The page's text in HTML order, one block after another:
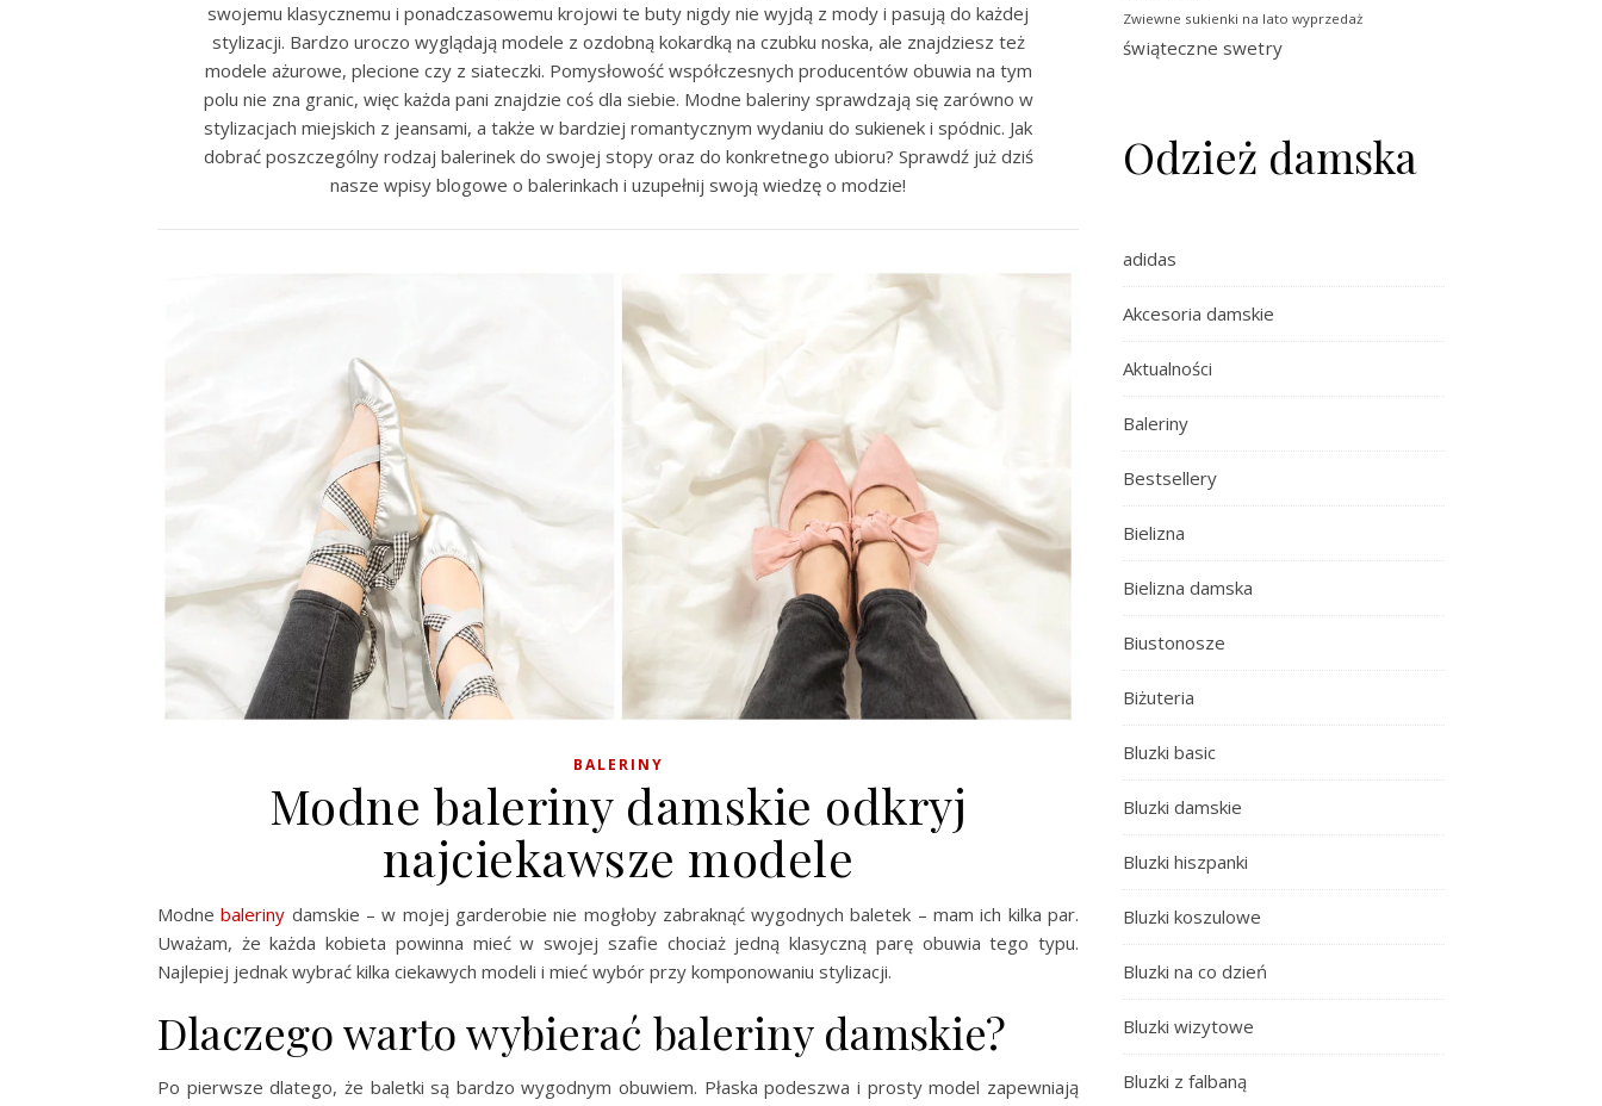
swojemu klasycznemu i ponadczasowemu krojowi te buty nigdy nie wyjdą z mody i pasują do każdej
stylizacji. Bardzo uroczo wyglądają modele z ozdobną kokardką na czubku noska, ale znajdziesz też
modele ażurowe, plecione czy z siateczki. Pomysłowość współczesnych producentów obuwia na tym
polu nie zna granic, więc każda pani znajdzie coś dla siebie. Modne baleriny sprawdzają się zarówno w
stylizacjach miejskich z jeansami, a także w bardziej romantycznym wydaniu do sukienek i spódnic. Jak
dobrać poszczególny rodzaj balerinek do swojej stopy oraz do konkretnego ubioru? Sprawdź już dziś
nasze wpisy blogowe o balerinkach i uzupełnij swoją wiedzę o modzie!
BALERINY
Modne baleriny damskie odkryj
najciekawsze modele
Modnebaleriny damskie – w mojej garderobie nie mogłoby zabraknąć wygodnych baletek – mam ich kilka par.
Uważam, że każda kobieta powinna mieć w swojej szafie chociaż jedną klasyczną parę obuwia tego typu.
Najlepiej jednak wybrać kilka ciekawych modeli i mieć wybór przy komponowaniu stylizacji.
Dlaczego warto wybierać baleriny damskie?
Po pierwsze dlatego, że baletki są bardzo wygodnym obuwiem. Płaska podeszwa i prosty model zapewniają
Zwiewne sukienki na lato wyprzedaż
świąteczne swetry
Odzież damska
adidas
Akcesoria damskie
Aktualności
Baleriny
Bestsellery
Bielizna
Bielizna damska
Biustonosze
Biżuteria
Bluzki basic
Bluzki damskie
Bluzki hiszpanki
Bluzki koszulowe
Bluzki na co dzień
Bluzki wizytowe
Bluzki z falbaną